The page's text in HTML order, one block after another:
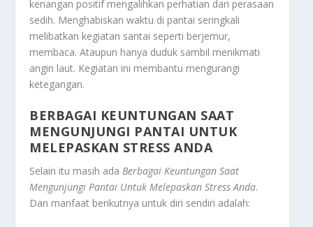
kenangan positif mengalihkan perhatian dari perasaan
sedih. Menghabiskan waktu di pantai seringkali
melibatkan kegiatan santai seperti berjemur,
membaca. Ataupun hanya duduk sambil menikmati
angin laut. Kegiatan ini membantu mengurangi
ketegangan.
BERBAGAI KEUNTUNGAN SAAT
MENGUNJUNGI PANTAI UNTUK
MELEPASKAN STRESS ANDA
Selain itu masih adaBerbagai Keuntungan Saat
Mengunjungi Pantai Untuk Melepaskan Stress Anda.
Dan manfaat berikutnya untuk diri sendiri adalah: